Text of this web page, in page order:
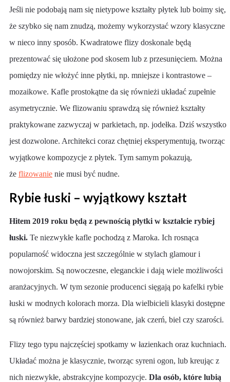
Jeśli nie podobają nam się nietypowe kształty płytek lub boimy się,
że szybko się nam znudzą, możemy wykorzystać wzory klasyczne
w nieco inny sposób. Kwadratowe flizy doskonale będą
prezentować się ułożone pod skosem lub z przesunięciem. Można
pomiędzy nie włożyć inne płytki, np. mniejsze i kontrastowe –
mozaikowe. Kafle prostokątne da się równieżi układać zupełnie
asymetrycznie. We flizowaniu sprawdzą się również kształty
praktykowane zazwyczaj w parkietach, np. jodełka. Dziś wszystko
jest dozwolone. Architekci coraz chętniej eksperymentują, tworząc
wyjątkowe kompozycje z płytek. Tym samym pokazują,
że flizowanie nie musi być nudne.
Rybie łuski – wyjątkowy kształt
Hitem 2019 roku będą z pewnością płytki w kształcie rybiej
łuski. Te niezwykłe kafle pochodzą z Maroka. Ich rosnąca
popularność widoczna jest szczególnie w stylach glamour i
nowojorskim. Są nowoczesne, eleganckie i dają wiele możliwości
aranżacyjnych. W tym sezonie producenci sięgają po kafelki rybie
łuski w modnych kolorach morza. Dla wielbicieli klasyki dostępne
są również barwy bardziej stonowane, jak czerń, biel czy szarości.
Flizy tego typu najczęściej spotkamy w łazienkach oraz kuchniach.
Układać można je klasycznie, tworząc syreni ogon, lub kreując z
nich niezwykłe, abstrakcyjne kompozycje. Dla osób, które lubią